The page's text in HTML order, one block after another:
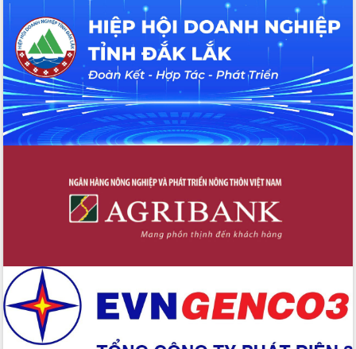
Tháo gỡ những vướng mắc, đẩy mạnh
công tác cải cách thủ tục hành chính
tại Trung tâm Phục vụ hành chính
công tỉnh
Đắk Lắk: Tôn vinh 46 giải pháp tại Hội
thi Sáng tạo Kỹ thuật 2024 - 2025
Đắk Lắk rà soát, điều chỉnh Đề án 190
về phát triển nuôi trồng thủy sản
Dự án cao tốc Khánh Hòa - Buôn Ma
Định vị cà phê Việt Nam như một “di
sản sống” trong dòng chảy toàn cầu
sống người dân từ những mô hình thiết
Quyết liệt tháo gỡ vướng mắc, đẩy
nhanh tiến độ các dự án trọng điểm
trong Khu kinh tế Nam Phú Yên